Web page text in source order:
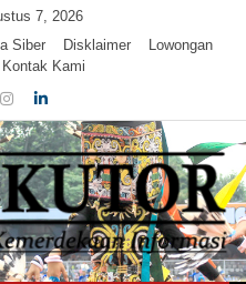
7, 2026
Siber Disklaimer
Lowongan
Kontak Kami
dan Keadilan